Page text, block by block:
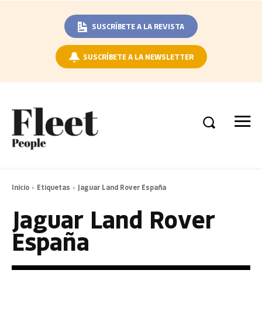
SUSCRÍBETE A LA REVISTA
SUSCRÍBETE A LA NEWSLETTER
Inicio Etiquetas Jaguar Land Rover España
Jaguar Land Rover
España